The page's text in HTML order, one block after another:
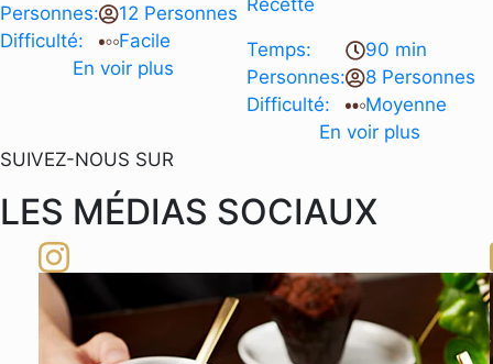
Personnes:
12 Personnes
Difficulté:
Facile
En voir plus
Temps:
90 min
Personnes:
8 Personnes
Difficulté:
Moyenne
En voir plus
SUIVEZ-NOUS SUR
LES MÉDIAS SOCIAUX